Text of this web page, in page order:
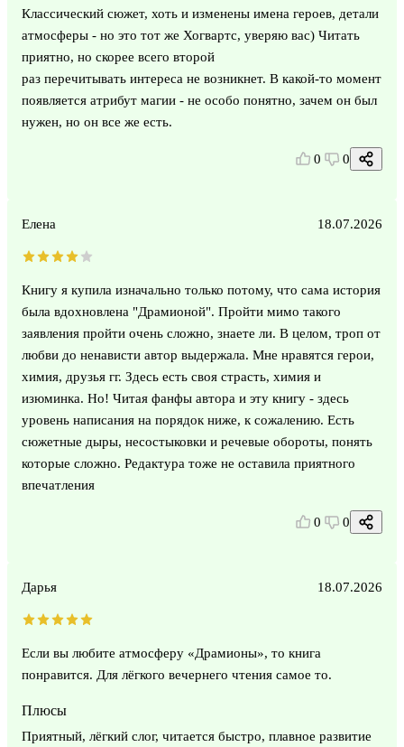
Классический сюжет, хоть и изменены имена героев, детали
атмосферы - но это тот же Хогвартс, уверяю вас) Читать
приятно, но скорее всего второй
раз перечитывать интереса не возникнет. В какой-то момент
появляется атрибут магии - не особо понятно, зачем он был
нужен, но он все же есть.
0 0
Елена 18.07.2026
Книгу я купила изначально только потому, что сама история
была вдохновлена "Драмионой". Пройти мимо такого
заявления пройти очень сложно, знаете ли. В целом, троп от
любви до ненависти автор выдержала. Мне нравятся герои,
химия, друзья гг. Здесь есть своя страсть, химия и
изюминка. Но! Читая фанфы автора и эту книгу - здесь
уровень написания на порядок ниже, к сожалению. Есть
сюжетные дыры, несостыковки и речевые обороты, понять
которые сложно. Редактура тоже не оставила приятного
впечатления
0 0
Дарья 18.07.2026
Если вы любите атмосферу «Драмионы», то книга
понравится. Для лёгкого вечернего чтения самое то.
Плюсы
Приятный, лёгкий слог, читается быстро, плавное развитие